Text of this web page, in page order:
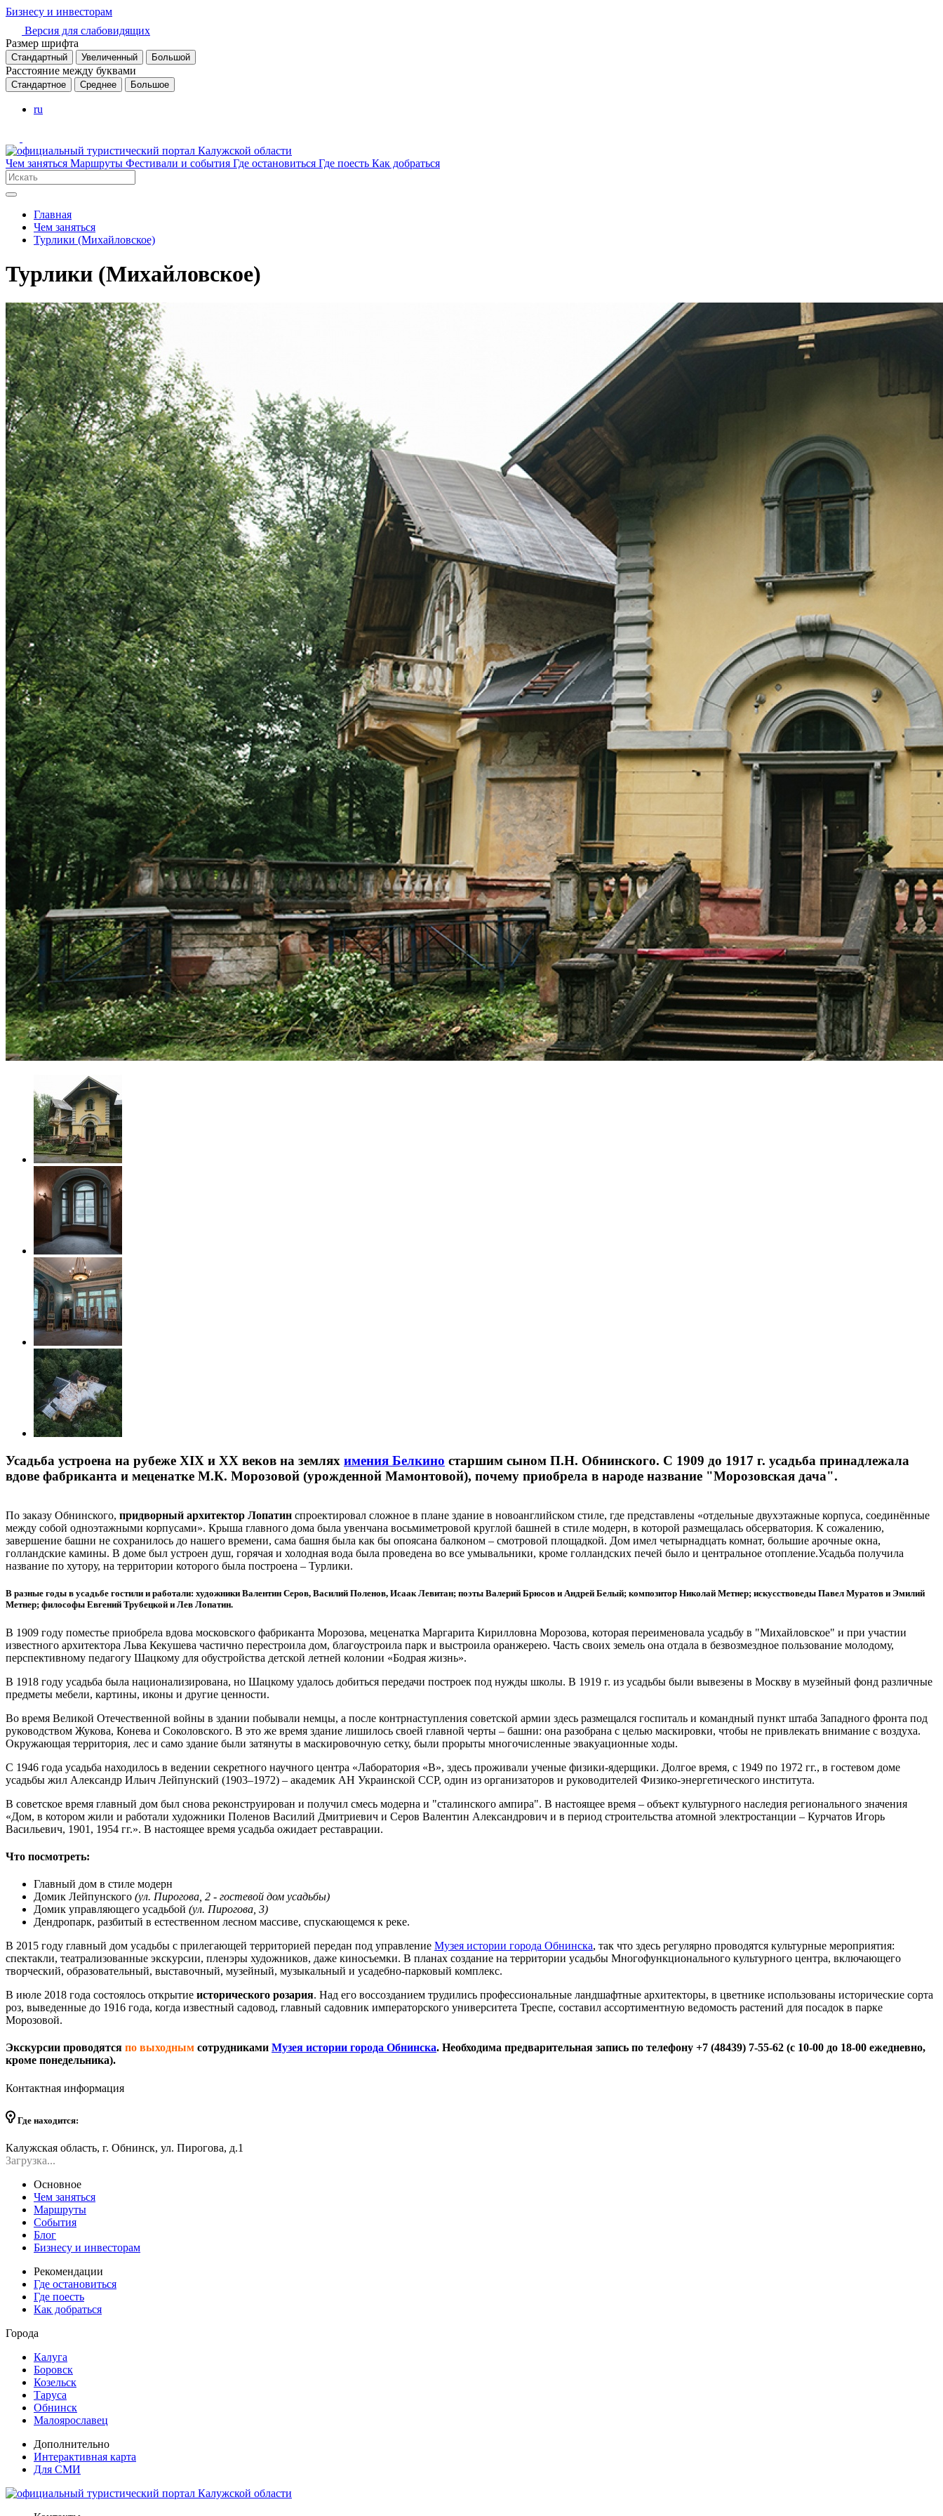
Бизнесу и инвесторам
Версия для слабовидящих
Размер шрифта
Стандартный Увеличенный Большой
Расстояние между буквами
Стандартное Среднее Большое
ru
Чем заняться Маршруты Фестивали и события Где остановиться Где поесть Как добраться
Главная
Чем заняться
Турлики (Михайловское)
Турлики (Михайловское)
Усадьба устроена на рубеже XIX и ХХ веков на землях имения Белкино старшим сыном П.Н. Обнинского. С 1909 до 1917 г. усадьба принадлежала
вдове фабриканта и меценатке М.К. Морозовой (урожденной Мамонтовой), почему приобрела в народе название "Морозовская дача".
По заказу Обнинского, придворный архитектор Лопатин спроектировал сложное в плане здание в новоанглийском стиле, где представлены «отдельные двухэтажные корпуса, соединённые
между собой одноэтажными корпусами». Крыша главного дома была увенчана восьмиметровой круглой башней в стиле модерн, в которой размещалась обсерватория. К сожалению,
завершение башни не сохранилось до нашего времени, сама башня была как бы опоясана балконом – смотровой площадкой. Дом имел четырнадцать комнат, большие арочные окна,
голландские камины. В доме был устроен душ, горячая и холодная вода была проведена во все умывальники, кроме голландских печей было и центральное отопление.Усадьба получила
название по хутору, на территории которого была построена – Турлики.
В разные годы в усадьбе гостили и работали: художники Валентин Серов, Василий Поленов, Исаак Левитан; поэты Валерий Брюсов и Андрей Белый; композитор Николай Метнер; искусствоведы Павел Муратов и Эмилий
Метнер; философы Евгений Трубецкой и Лев Лопатин.
В 1909 году поместье приобрела вдова московского фабриканта Морозова, меценатка Маргарита Кирилловна Морозова, которая переименовала усадьбу в "Михайловское" и при участии
известного архитектора Льва Кекушева частично перестроила дом, благоустроила парк и выстроила оранжерею. Часть своих земель она отдала в безвозмездное пользование молодому,
перспективному педагогу Шацкому для обустройства детской летней колонии «Бодрая жизнь».
В 1918 году усадьба была национализирована, но Шацкому удалось добиться передачи построек под нужды школы. В 1919 г. из усадьбы были вывезены в Москву в музейный фонд различные
предметы мебели, картины, иконы и другие ценности.
Во время Великой Отечественной войны в здании побывали немцы, а после контрнаступления советской армии здесь размещался госпиталь и командный пункт штаба Западного фронта под
руководством Жукова, Конева и Соколовского. В это же время здание лишилось своей главной черты – башни: она разобрана с целью маскировки, чтобы не привлекать внимание с воздуха.
Окружающая территория, лес и само здание были затянуты в маскировочную сетку, были прорыты многочисленные эвакуационные ходы.
С 1946 года усадьба находилось в ведении секретного научного центра «Лаборатория «В», здесь проживали ученые физики-ядерщики. Долгое время, с 1949 по 1972 гг., в гостевом доме
усадьбы жил Александр Ильич Лейпунский (1903–1972) – академик АН Украинской ССР, один из организаторов и руководителей Физико-энергетического института.
В советское время главный дом был снова реконструирован и получил смесь модерна и "сталинского ампира". В настоящее время – объект культурного наследия регионального значения
«Дом, в котором жили и работали художники Поленов Василий Дмитриевич и Серов Валентин Александрович и в период строительства атомной электростанции – Курчатов Игорь
Васильевич, 1901, 1954 гг.». В настоящее время усадьба ожидает реставрации.
Что посмотреть:
Главный дом в стиле модерн
Домик Лейпунского (ул. Пирогова, 2 - гостевой дом усадьбы)
Домик управляющего усадьбой (ул. Пирогова, 3)
Дендропарк, разбитый в естественном лесном массиве, спускающемся к реке.
В 2015 году главный дом усадьбы с прилегающей территорией передан под управление Музея истории города Обнинска, так что здесь регулярно проводятся культурные мероприятия:
спектакли, театрализованные экскурсии, пленэры художников, даже киносъемки. В планах создание на территории усадьбы Многофункционального культурного центра, включающего
творческий, образовательный, выставочный, музейный, музыкальный и усадебно-парковый комплекс.
В июле 2018 года состоялось открытие исторического розария. Над его воссозданием трудились профессиональные ландшафтные архитекторы, в цветнике использованы исторические сорта
роз, выведенные до 1916 года, когда известный садовод, главный садовник императорского университета Треспе, составил ассортиментную ведомость растений для посадок в парке
Морозовой.
Экскурсии проводятся по выходным сотрудниками Музея истории города Обнинска. Необходима предварительная запись по телефону +7 (48439) 7-55-62 (с 10-00 до 18-00 ежедневно,
кроме понедельника).
Контактная информация
Где находится:
Калужская область, г. Обнинск, ул. Пирогова, д.1
Загрузка...
Основное
Чем заняться
Маршруты
События
Блог
Бизнесу и инвесторам
Рекомендации
Где остановиться
Где поесть
Как добраться
Города
Калуга
Боровск
Козельск
Таруса
Обнинск
Малоярославец
Дополнительно
Интерактивная карта
Для СМИ